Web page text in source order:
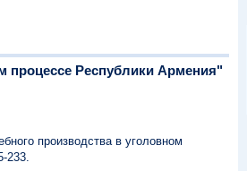
процессе Республики Армения"
производства в уголовном
233.